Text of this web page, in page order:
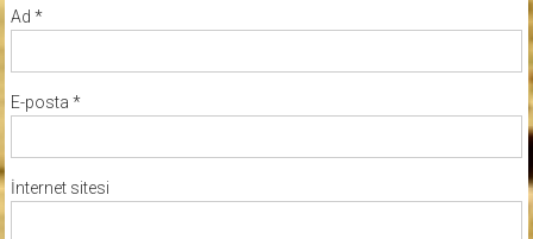
Ad *
E-posta *
İnternet sitesi